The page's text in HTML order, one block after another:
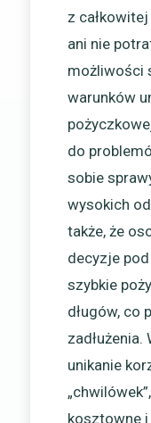
z
ani nie
możliwości
warunków
do
sobie
wysokich
także, że
decyzje
szybkie
długów, co
unikanie
kosztowne i